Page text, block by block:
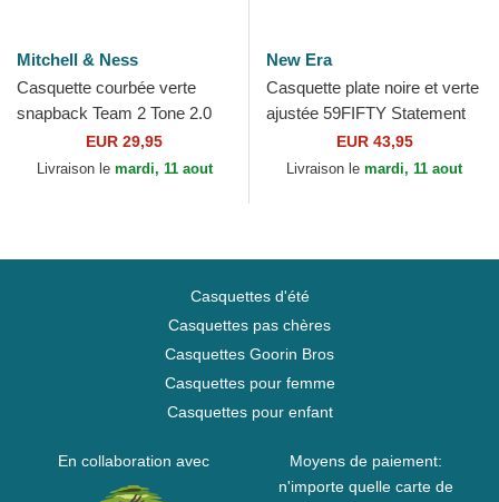
Mitchell & Ness
Casquette courbée verte
snapback Team 2 Tone 2.0
Pro Boston Celtics NBA
Mitchell & Ness
EUR 29,95
Livraison le mardi, 11 aout
New Era
Casquette plate noire et verte
ajustée 59FIFTY Statement
Boston Celtics NBA New Era
EUR 43,95
Livraison le mardi, 11 aout
Casquettes d'été
Casquettes pas chères
Casquettes Goorin Bros
Casquettes pour femme
Casquettes pour enfant
En collaboration avec
Moyens de paiement:
n'importe quelle carte de